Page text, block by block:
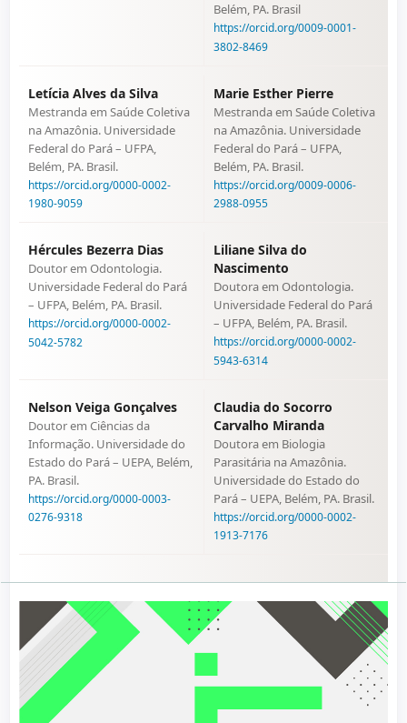
Belém, PA. Brasil
https://orcid.org/0009-0001-
3802-8469
Letícia Alves da Silva
Mestranda em Saúde Coletiva
na Amazônia. Universidade
Federal do Pará – UFPA,
Belém, PA. Brasil.
https://orcid.org/0000-0002-
1980-9059
Marie Esther Pierre
Mestranda em Saúde Coletiva
na Amazônia. Universidade
Federal do Pará – UFPA,
Belém, PA. Brasil.
https://orcid.org/0009-0006-
2988-0955
Hércules Bezerra Dias
Doutor em Odontologia.
Universidade Federal do Pará
– UFPA, Belém, PA. Brasil.
https://orcid.org/0000-0002-
5042-5782
Liliane Silva do
Nascimento
Doutora em Odontologia.
Universidade Federal do Pará
– UFPA, Belém, PA. Brasil.
https://orcid.org/0000-0002-
5943-6314
Nelson Veiga Gonçalves
Doutor em Ciências da
Informação. Universidade do
Estado do Pará – UEPA, Belém,
PA. Brasil.
https://orcid.org/0000-0003-
0276-9318
Claudia do Socorro
Carvalho Miranda
Doutora em Biologia
Parasitária na Amazônia.
Universidade do Estado do
Pará – UEPA, Belém, PA. Brasil.
https://orcid.org/0000-0002-
1913-7176